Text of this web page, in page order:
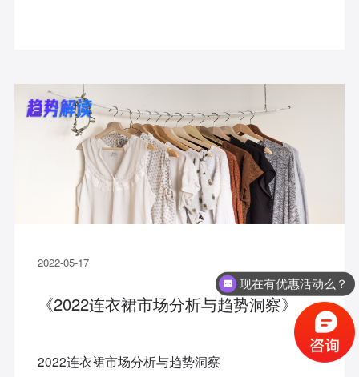
2022-05-17
《2022连衣裙市场分析与趋势洞察》
2022连衣裙市场分析与趋势洞察
现在有优惠活动么？